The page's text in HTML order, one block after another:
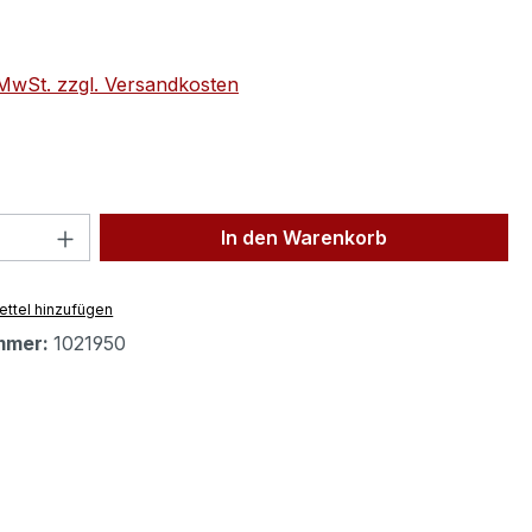
zzgl. Versandkosten
Anzahl: Gib den gewünschten Wert
In den Warenkorb
hinzufügen
1021950